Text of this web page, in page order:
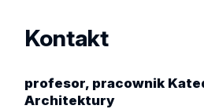
Kontakt
profesor, pracownik
Architektury